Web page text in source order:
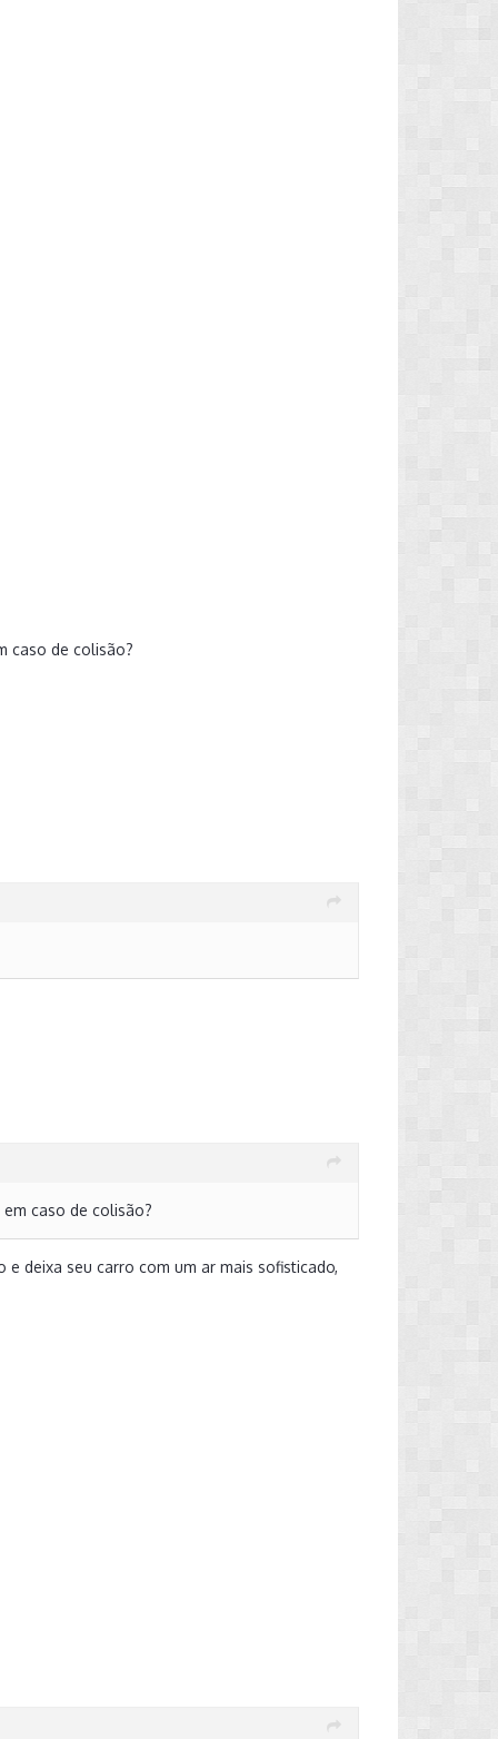
caso de colisão?
caso de colisão?
deixa seu carro com um ar mais sofisticado,